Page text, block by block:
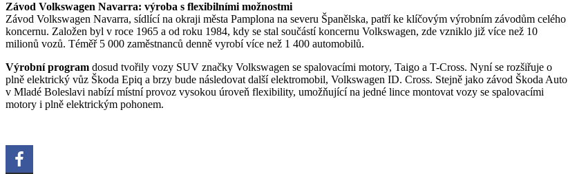
Závod Volkswagen Navarra: výroba s flexibilními možnostmi
Závod Volkswagen Navarra, sídlící na okraji města Pamplona na severu Španělska, patří ke klíčovým výrobním závodům celého
koncernu. Založen byl v roce 1965 a od roku 1984, kdy se stal součástí koncernu Volkswagen, zde vzniklo již více než 10
milionů vozů. Téměř 5 000 zaměstnanců denně vyrobí více než 1 400 automobilů.
Výrobní program dosud tvořily vozy SUV značky Volkswagen se spalovacími motory, Taigo a T-Cross. Nyní se rozšiřuje o
plně elektrický vůz Škoda Epiq a brzy bude následovat další elektromobil, Volkswagen ID. Cross. Stejně jako závod Škoda Auto
v Mladé Boleslavi nabízí místní provoz vysokou úroveň flexibility, umožňující na jedné lince montovat vozy se spalovacími
motory i plně elektrickým pohonem.